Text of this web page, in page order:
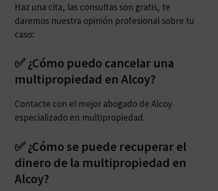
Haz una cita, las consultas son gratis, te
daremos nuestra opinión profesional sobre tu
caso:
✅ ¿Cómo puedo cancelar una
multipropiedad en Alcoy?
Contacte con el mejor abogado de Alcoy
especializado en multipropiedad.
✅ ¿Cómo se puede recuperar el
dinero de la multipropiedad en
Alcoy?